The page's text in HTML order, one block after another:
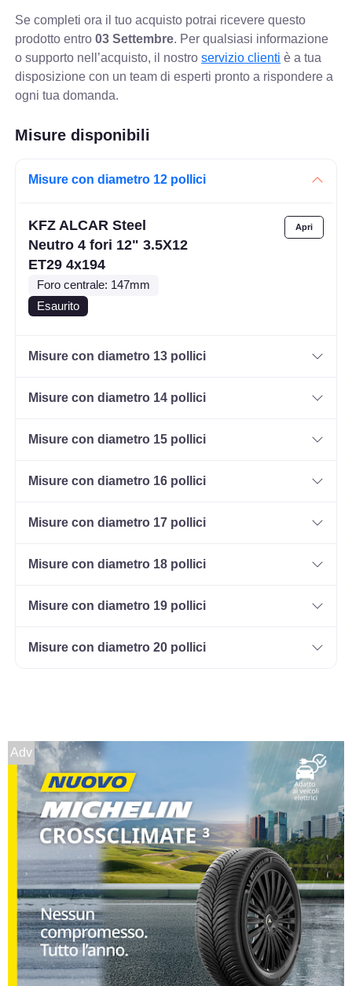
Se completi ora il tuo acquisto potrai ricevere questo
prodotto entro03 Settembre. Per qualsiasi informazione
o supporto nell’acquisto, il nostroservizio clienti è a tua
disposizione con un team di esperti pronto a rispondere a
ogni tua domanda.
Misure disponibili
Misure con diametro 12 pollici
KFZ ALCAR Steel
Neutro 4 fori 12" 3.5X12
ET29 4x194
Foro centrale: 147mm
Esaurito
Misure con diametro 13 pollici
Misure con diametro 14 pollici
Misure con diametro 15 pollici
Misure con diametro 16 pollici
Misure con diametro 17 pollici
Misure con diametro 18 pollici
Misure con diametro 19 pollici
Misure con diametro 20 pollici
Adv